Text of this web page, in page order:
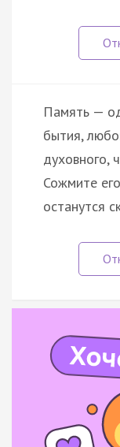
Память —
бытия,
духовного,
Сожмите
останутся